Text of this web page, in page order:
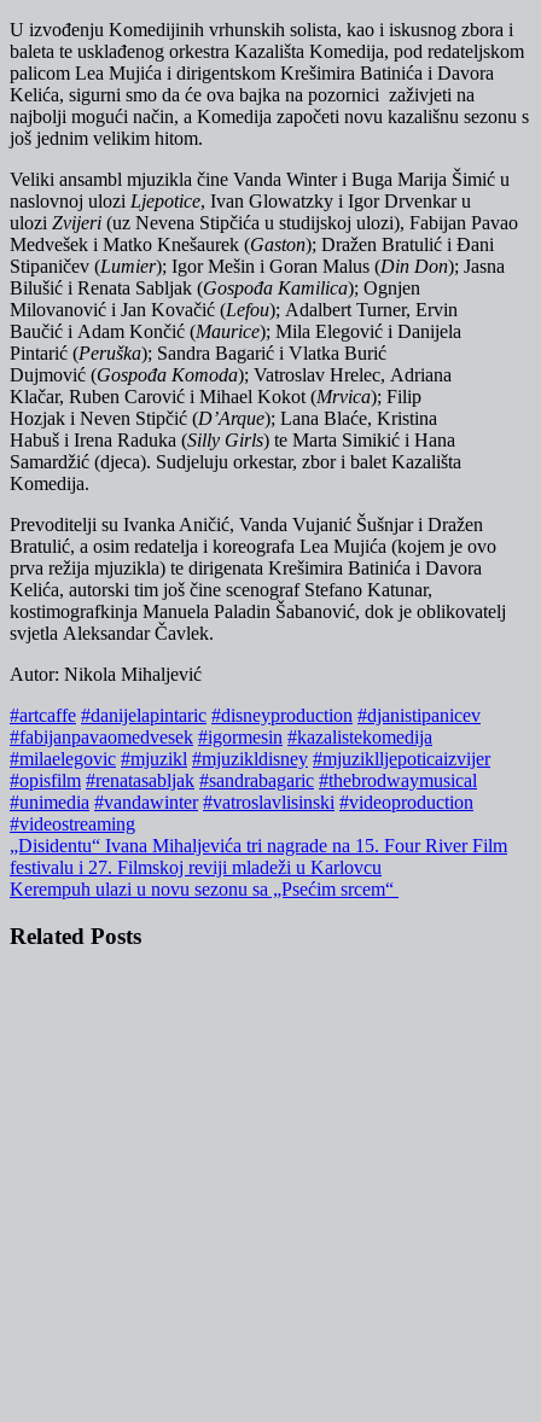
U izvođenju Komedijinih vrhunskih solista, kao i iskusnog zbora i
baleta te usklađenog orkestra Kazališta Komedija, pod redateljskom
palicom Lea Mujića i dirigentskom Krešimira Batinića i Davora
Kelića, sigurni smo da će ova bajka na pozornici zaživjeti na
najbolji mogući način, a Komedija započeti novu kazališnu sezonu s
još jednim velikim hitom.
Veliki ansambl mjuzikla čine Vanda Winter i Buga Marija Šimić u
naslovnoj ulozi Ljepotice, Ivan Glowatzky i Igor Drvenkar u
ulozi Zvijeri (uz Nevena Stipčića u studijskoj ulozi), Fabijan Pavao
Medvešek i Matko Knešaurek (Gaston); Dražen Bratulić i Đani
Stipaničev (Lumier); Igor Mešin i Goran Malus (Din Don); Jasna
Bilušić i Renata Sabljak (Gospođa Kamilica); Ognjen
Milovanović i Jan Kovačić (Lefou); Adalbert Turner, Ervin
Baučić i Adam Končić (Maurice); Mila Elegović i Danijela
Pintarić (Peruška); Sandra Bagarić i Vlatka Burić
Dujmović (Gospođa Komoda); Vatroslav Hrelec, Adriana
Klačar, Ruben Carović i Mihael Kokot (Mrvica); Filip
Hozjak i Neven Stipčić (D’Arque); Lana Blaće, Kristina
Habuš i Irena Raduka (Silly Girls) te Marta Simikić i Hana
Samardžić (djeca). Sudjeluju orkestar, zbor i balet Kazališta
Komedija.
Prevoditelji su Ivanka Aničić, Vanda Vujanić Šušnjar i Dražen
Bratulić, a osim redatelja i koreografa Lea Mujića (kojem je ovo
prva režija mjuzikla) te dirigenata Krešimira Batinića i Davora
Kelića, autorski tim još čine scenograf Stefano Katunar,
kostimografkinja Manuela Paladin Šabanović, dok je oblikovatelj
svjetla Aleksandar Čavlek.
Autor: Nikola Mihaljević
#artcaffe #danijelapintaric #disneyproduction #djanistipanicev
#fabijanpavaomedvesek #igormesin #kazalistekomedija
#milaelegovic #mjuzikl #mjuzikldisney #mjuziklljepoticaizvijer
#opisfilm #renatasabljak #sandrabagaric #thebrodwaymusical
#unimedia #vandawinter #vatroslavlisinski #videoproduction
#videostreaming
Navigacija
objava
„Disidentu“ Ivana Mihaljevića tri nagrade na 15. Four River Film
festivalu i 27. Filmskoj reviji mladeži u Karlovcu
Kerempuh ulazi u novu sezonu sa „Psećim srcem“
Related Posts